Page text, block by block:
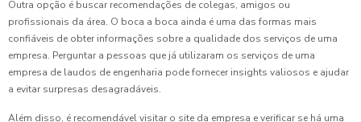
Outra opção é buscar recomendações de colegas, amigos ou
profissionais da área. O boca a boca ainda é uma das formas mais
confiáveis de obter informações sobre a qualidade dos serviços de uma
empresa. Perguntar a pessoas que já utilizaram os serviços de uma
empresa de laudos de engenharia pode fornecer insights valiosos e ajudar
a evitar surpresas desagradáveis.
Além disso, é recomendável visitar o site da empresa e verificar se há uma